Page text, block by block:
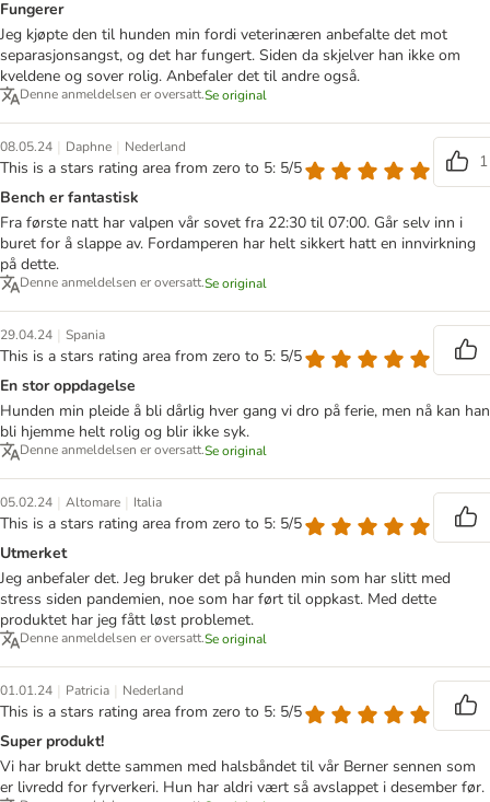
Fungerer
Jeg kjøpte den til hunden min fordi veterinæren anbefalte det mot
separasjonsangst, og det har fungert. Siden da skjelver han ikke om
kveldene og sover rolig. Anbefaler det til andre også.
Denne anmeldelsen er oversatt.Se original
08.05.24 | Daphne | Nederland
This is a stars rating area from zero to 5: 5/5
1
Bench er fantastisk
Fra første natt har valpen vår sovet fra 22:30 til 07:00. Går selv inn i
buret for å slappe av. Fordamperen har helt sikkert hatt en innvirkning
på dette.
Denne anmeldelsen er oversatt.Se original
29.04.24 | Spania
This is a stars rating area from zero to 5: 5/5
En stor oppdagelse
Hunden min pleide å bli dårlig hver gang vi dro på ferie, men nå kan han
bli hjemme helt rolig og blir ikke syk.
Denne anmeldelsen er oversatt.Se original
05.02.24 | Altomare | Italia
This is a stars rating area from zero to 5: 5/5
Utmerket
Jeg anbefaler det. Jeg bruker det på hunden min som har slitt med
stress siden pandemien, noe som har ført til oppkast. Med dette
produktet har jeg fått løst problemet.
Denne anmeldelsen er oversatt.Se original
01.01.24 | Patricia | Nederland
This is a stars rating area from zero to 5: 5/5
Super produkt!
Vi har brukt dette sammen med halsbåndet til vår Berner sennen som
er livredd for fyrverkeri. Hun har aldri vært så avslappet i desember før.